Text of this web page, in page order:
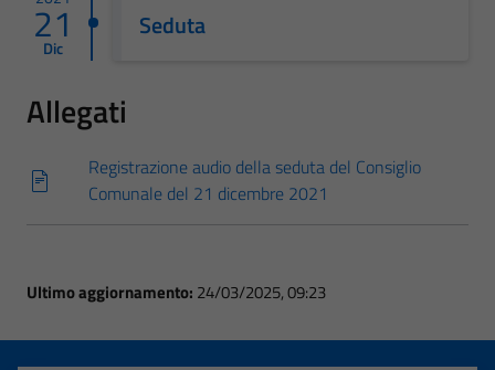
21
Dic
Seduta
Allegati
Registrazione audio della seduta del Consiglio
Comunale del 21 dicembre 2021
Ultimo aggiornamento: 24/03/2025, 09:23